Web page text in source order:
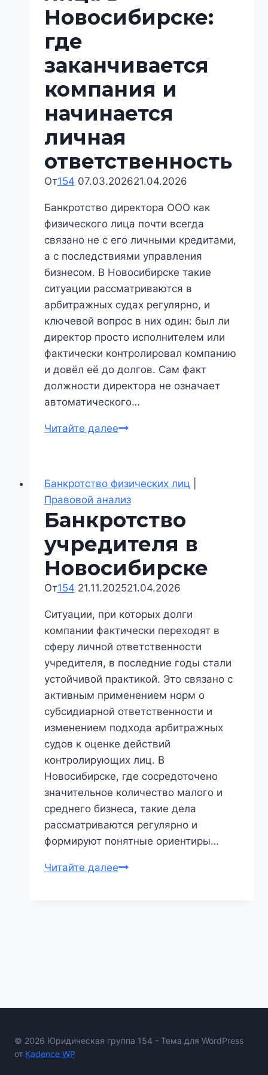
Новосибирске:
где
заканчивается
компания и
начинается
личная
ответственность
От154 07.03.202621.04.2026
Банкротство директора ООО как
физического лица почти всегда
связано не с его личными кредитами,
а с последствиями управления
бизнесом. В Новосибирске такие
ситуации рассматриваются в
арбитражных судах регулярно, и
ключевой вопрос в них один: был ли
директор просто исполнителем или
фактически контролировал компанию
и довёл её до долгов. Сам факт
должности директора не означает
автоматического…
Читайте далееБанкротство
в
Новосибирске:
где
заканчивается
компания
начинается
личная
ответственность
Банкротство физических лиц
Правовой анализ
Банкротство
учредителя в
Новосибирске
От154 21.11.202521.04.2026
Ситуации, при которых долги
компании фактически переходят в
сферу личной ответственности
учредителя, в последние годы стали
устойчивой практикой. Это связано с
активным применением норм о
субсидиарной ответственности и
изменением подхода арбитражных
судов к оценке действий
контролирующих лиц. В
Новосибирске, где сосредоточено
значительное количество малого и
среднего бизнеса, такие дела
рассматриваются регулярно и
формируют понятные ориентиры…
Читайте далееБанкротство
© 2026 Юридическая группа 154 - Тема для WordPress
от Kadence WP